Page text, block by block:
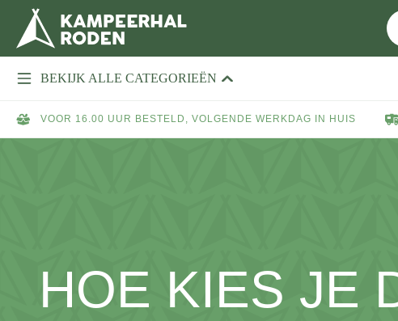
BEKIJK ALLE CATEGORIEËN
VOOR 16.00 UUR BESTELD, VOLGENDE WERKDAG IN HUIS
HOE KIES JE